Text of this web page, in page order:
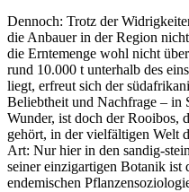
Dennoch: Trotz der
die Anbauer in der Region
die Ernte­menge wohl nicht
rund 10.000 t unter­halb des
liegt, erfreut sich der
Beliebt­heit und Nach­frage –
Wunder, ist doch der Rooibos,
gehört, in der viel­fäl­tigen Welt
Art: Nur hier in den sandig-
seiner einzig­ar­tigen Botanik ist
ende­mi­schen